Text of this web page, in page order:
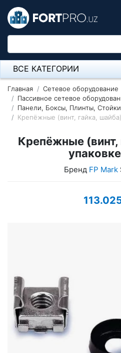
ВСЕ КАТЕГОРИИ
Микрофон
Напольные розетки
UPS Источники
Мышки и Клавиатуры
Наушники
Сетевое оборудование
Главная
Сетевое оборудование
Пассивное сетевое
Панели, Боксы, Плинты, Стойки
Крепёжные (винт, гайка,
Крепёжные (винт,
Бренд FP Mark